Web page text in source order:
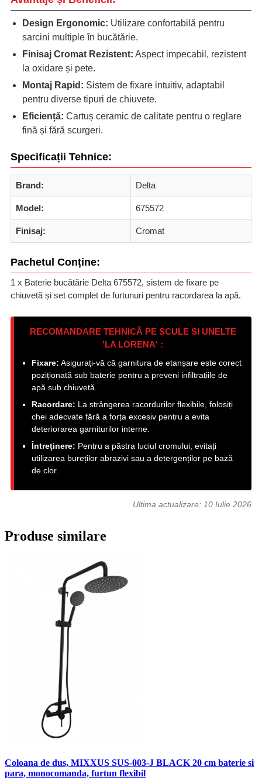
Design Ergonomic: Utilizare confortabilă pentru
sarcini multiple în bucătărie.
Finisaj Cromat Rezistent: Aspect impecabil, rezistent
la oxidare și pete.
Montaj Rapid: Sistem de fixare intuitiv, adaptabil
pentru diverse tipuri de chiuvete.
Eficiență: Cartuș ceramic de calitate pentru o reglare
fină și fără scurgeri.
Specificații Tehnice:
Brand: Delta
Model: 675572
Finisaj: Cromat
Pachetul Conține:
1 x Baterie bucătărie Delta 675572, sistem de fixare pe
chiuvetă și set complet de furtunuri pentru racordarea la apă.
RECOMANDARE TEHNICĂ PE SCULE SI UNELTE
'LA LORENA' :
Fixare: Asigurați-vă că garnitura de etanșare este corect
poziționată sub baterie pentru a preveni infiltrațiile de
apă sub chiuvetă.
Racordare: La strângerea racordurilor flexibile, folosiți
chei adecvate fără a forța excesiv pentru a evita
deteriorarea garniturilor interne.
Întreținere: Pentru a păstra luciul cromului, evitați
utilizarea bureților abrazivi sau a detergenților pe bază
de clor.
Ultima actualizare: 10 Iulie 2026
Produse similare
Coloana de dus, MIXXUS SUS-003-J BLACK 20 cm baterie si
para, monocomanda, furtun flexibil